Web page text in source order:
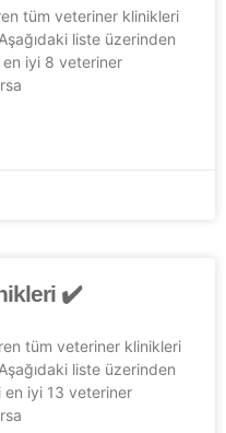
tüm veteriner klinikleri
liste üzerinden
iyi 8 veteriner
✔️
tüm veteriner klinikleri
liste üzerinden
iyi 13 veteriner